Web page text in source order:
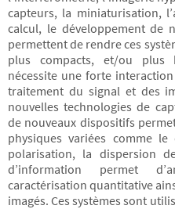
capteurs, la miniaturisation,
calcul, le développement de
permettent de rendre ces
plus compacts, et/ou plus
nécessite une forte
traitement du signal et des
nouvelles technologies de
de nouveaux dispositifs
physiques variées comme
polarisation, la dispersion
d’information permet
caractérisation quantitative
imagés. Ces systèmes sont